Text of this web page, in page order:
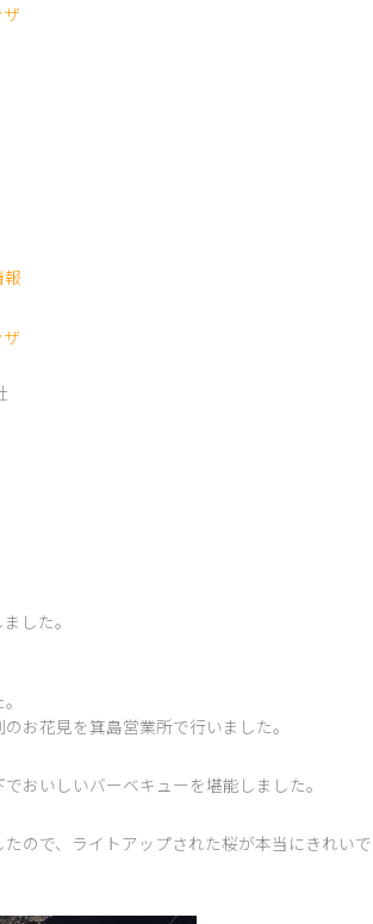
ザ
ザ
した。
お花見を箕島営業所で行いました。
おいしいバーベキューを堪能しました。
ので、ライトアップされた桜が本当にきれいで